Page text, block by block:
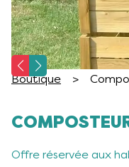
Boutique >
Offre réservée aux